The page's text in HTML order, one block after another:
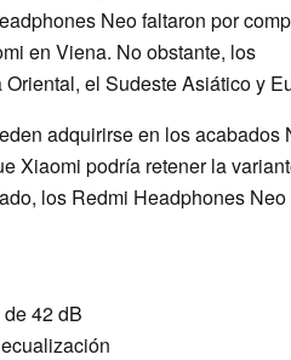
Neo faltaron por
en Viena. No obstante, los
el Sudeste Asiático y
adquirirse en los acabados
Xiaomi podría retener la
los Redmi Headphones Neo
42 dB